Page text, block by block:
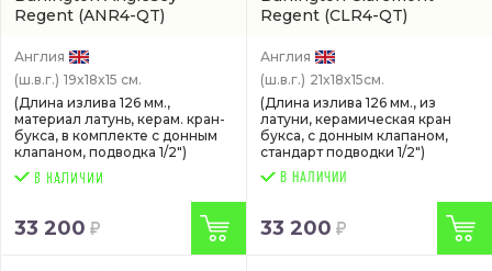
Regent (ANR4-QT)
Англия
(ш.в.г.) 19x18x15 см.
(Длина излива 126 мм.,
материал латунь, керам. кран-
букса, в комплекте с донным
клапаном, подводка 1/2")
33 200
Regent (CLR4-QT)
Англия
(ш.в.г.) 21x18x15см.
(Длина излива 126 мм., из
латуни, керамическая кран
букса, с донным клапаном,
стандарт подводки 1/2")
В НАЛИЧИИ
33 200